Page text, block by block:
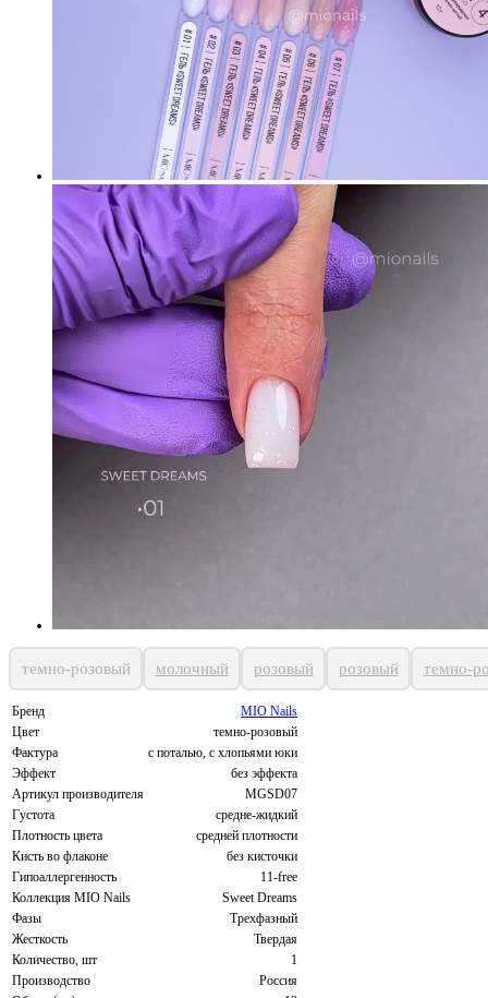
темно-розовый молочный розовый розовый темно-
Бренд
MIO Nails
Цвет
темно-розовый
Фактура
с поталью, с хлопьями юки
Эффект
без эффекта
Артикул производителя
MGSD07
Густота
средне-жидкий
Плотность цвета
средней плотности
Кисть во флаконе
без кисточки
Гипоаллергенность
11-free
Коллекция MIO Nails
Sweet Dreams
Фазы
Трехфазный
Жесткость
Твердая
Количество, шт
1
Производство
Россия